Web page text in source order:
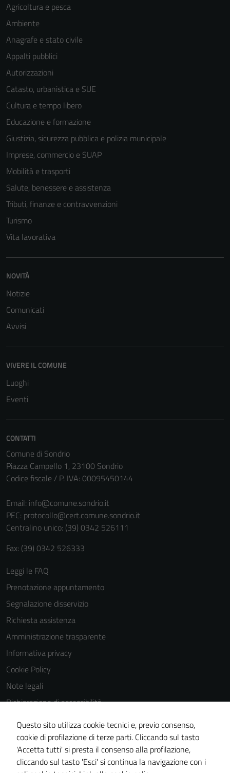
Agricoltura e pesca
Ambiente
Anagrafe e stato civile
Appalti pubblici
Autorizzazioni
Catasto, urbanistica e SUE
Cultura e tempo libero
Educazione e formazione
Giustizia, sicurezza pubblica e polizia municipale
Imprese, commercio e SUAP
Mobilità e trasporti
Salute, benessere e assistenza
Tributi, finanze e contravvenzioni
Turismo
Vita lavorativa
NOVITÀ
Notizie
Comunicati
Avvisi
VIVERE IL COMUNE
Luoghi
Eventi
CONTATTI
Comune di Sondrio
Piazza Campello 1, 23100 Sondrio
Codice fiscale / P. IVA: 00095450144
Email: info@comune.sondrio.it
PEC: protocollo@cert.comune.sondrio.it
Centralino unico: (39) 0342 526111
Fax: (39) 0342 526333
Leggi le FAQ
Prenotazione appuntamento
Segnalazione disservizio
Richiesta assistenza
Amministrazione trasparente
Informativa privacy
Cookie Policy
Note legali
Dichiarazione di accessibilità
Dichiarazione di accessibilità Servizi
Whistleblowing
Piano di miglioramento del sito
Area riservata
Questo sito utilizza cookie tecnici e, previo consenso,
cookie di profilazione di terze parti. Cliccando sul tasto
'Accetta tutti' si presta il consenso alla profilazione,
cliccando sul tasto 'Esci' si continua la navigazione con i